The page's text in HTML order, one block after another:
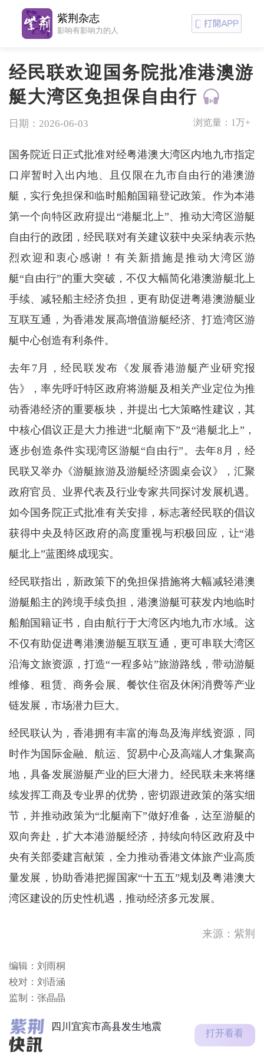
经民联欢迎国务院批准港澳游
艇大湾区免担保自由行
日期：2026-06-03 浏览量： 1万+
国务院近日正式批准对经粤港澳大湾区内地九市指定
口岸暂时入出内地、且仅限在九市自由行的港澳游
艇，实行免担保和临时船舶国籍登记政策。作为本港
第一个向特区政府提出“港艇北上”、推动大湾区游艇
自由行的政团，经民联对有关建议获中央采纳表示热
烈欢迎和衷心感谢！有关新措施是推动大湾区游
艇“自由行”的重大突破，不仅大幅简化港澳游艇北上
手续、减轻船主经济负担，更有助促进粤港澳游艇业
互联互通，为香港发展高增值游艇经济、打造湾区游
艇中心创造有利条件。
去年7月，经民联发布《发展香港游艇产业研究报
告》，率先呼吁特区政府将游艇及相关产业定位为推
动香港经济的重要板块，并提出七大策略性建议，其
中核心倡议正是大力推进“北艇南下”及“港艇北上”，
逐步创造条件实现湾区游艇“自由行”。去年8月，经
民联又举办《游艇旅游及游艇经济圆桌会议》，汇聚
政府官员、业界代表及行业专家共同探讨发展机遇。
如今国务院正式批准有关安排，标志著经民联的倡议
获得中央及特区政府的高度重视与积极回应，让“港
艇北上”蓝图终成现实。
经民联指出，新政策下的免担保措施将大幅减轻港澳
游艇船主的跨境手续负担，港澳游艇可获发内地临时
船舶国籍证书，自由航行于大湾区内地九市水域。这
不仅有助促进粤港澳游艇互联互通，更可串联大湾区
沿海文旅资源，打造“一程多站”旅游路线，带动游艇
维修、租赁、商务会展、餐饮住宿及休闲消费等产业
链发展，市场潜力巨大。
经民联认为，香港拥有丰富的海岛及海岸线资源，同
时作为国际金融、航运、贸易中心及高端人才集聚高
地，具备发展游艇产业的巨大潜力。经民联未来将继
续发挥工商及专业界的优势，密切跟进政策的落实细
节，并推动政策为“北艇南下”做好准备，达至游艇的
双向奔赴，扩大本港游艇经济，持续向特区政府及中
央有关部委建言献策，全力推动香港文体旅产业高质
量发展，协助香港把握国家“十五五”规划及粤港澳大
湾区建设的历史性机遇，推动经济多元发展。
来源：紫荆
编辑：刘雨桐
校对：刘语涵
监制：张晶晶
四川宜宾市高县发生地震
政府刊宪定明新一届选委会界
别分组选举投票日为11月22
日
泰国校园枪击案死亡人数升至
四川宜宾市高县发生地震
打开看看
紫荆杂志
影响有影响力的人